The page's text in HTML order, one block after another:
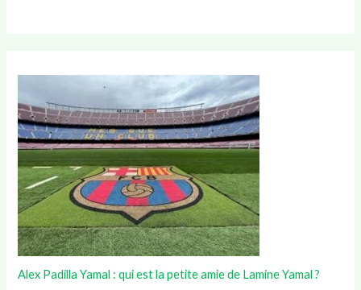
Alex Padilla Yamal : qui est la petite amie de Lamine Yamal ?